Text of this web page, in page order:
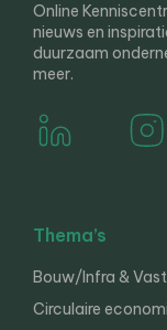
Online
nieuws en
duurzaam
meer.
Thema’s
Bouw/Infra &
Circulaire